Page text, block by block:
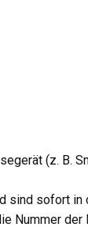
(z. B.
sind sofort
Nummer